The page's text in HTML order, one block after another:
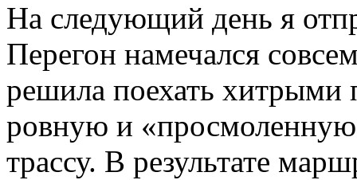
На следующий день я
Перегон намечался
решила поехать хитрыми
ровную и
трассу. В результате